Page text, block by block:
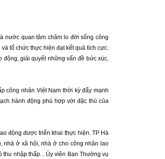
nước quan tâm chăm lo đời sống công
tổ chức thực hiện đạt kết quả tích cực.
động, giải quyết những vấn đề bức xúc,
công nhân Việt Nam thời kỳ đẩy mạnh
hành động phù hợp với đặc thù của
động được triển khai thực hiện. TP Hà
nhà ở xã hội, nhà ở cho công nhân lao
nhập thấp... Ủy viên Ban Thường vụ